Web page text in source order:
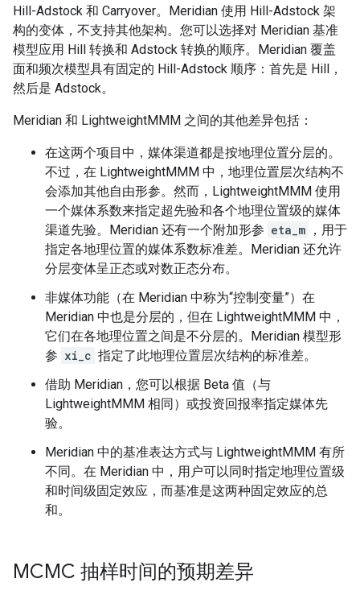
Hill-Adstock 和 Carryover。Meridian 使用 Hill-Adstock 架
构的变体，不支持其他架构。您可以选择对 Meridian 基准
模型应用 Hill 转换和 Adstock 转换的顺序。Meridian 覆盖
面和频次模型具有固定的 Hill-Adstock 顺序：首先是 Hill，
然后是 Adstock。
Meridian 和 LightweightMMM 之间的其他差异包括：
在这两个项目中，媒体渠道都是按地理位置分层的。
不过，在 LightweightMMM 中，地理位置层次结构不
会添加其他自由形参。然而，LightweightMMM 使用
一个媒体系数来指定超先验和各个地理位置级的媒体
渠道先验。Meridian 还有一个附加形参 eta_m ，用于
指定各地理位置的媒体系数标准差。Meridian 还允许
分层变体呈正态或对数正态分布。
非媒体功能（在 Meridian 中称为“控制变量”）在
Meridian 中也是分层的，但在 LightweightMMM 中，
它们在各地理位置之间是不分层的。 Meridian 模型形
参 xi_c 指定了此地理位置层次结构的标准差。
借助 Meridian，您可以根据 Beta 值（与
LightweightMMM 相同）或投资回报率指定媒体先
验。
Meridian 中的基准表达方式与 LightweightMMM 有所
不同。在 Meridian 中，用户可以同时指定地理位置级
和时间级固定效应，而基准是这两种固定效应的总
和。
MCMC 抽样时间的预期差异